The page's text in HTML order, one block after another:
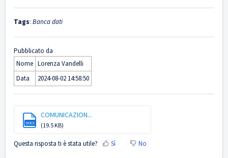
Tags: Banca dati
Pubblicato da
Nome Lorenza Vandelli
Data
2024-08-02 14:58:50
DOCX
COMUNICAZION...
(19.5 KB)
Questa risposta ti è stata utile? Sì No